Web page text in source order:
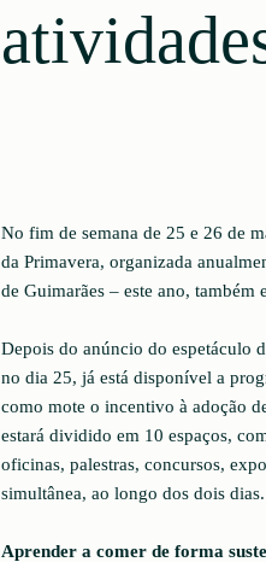
No fim de semana de 25 e 26 de
da Primavera, organizada
de Guimarães – este ano,
Depois do anúncio do espetáculo
no dia 25, já está disponível a
como mote o incentivo à adoção
estará dividido em 10 espaços,
oficinas, palestras, concursos,
simultânea, ao longo dos dois dias.
Aprender a comer de forma